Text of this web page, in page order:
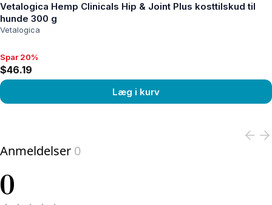
Vetalogica Hemp Clinicals Hip & Joint Plus kosttilskud til
hunde 300 g
Vetalogica
Spar 20%, $46.19
Spar 20%
$46.19
Læg i kurv
Anmeldelser 0
0